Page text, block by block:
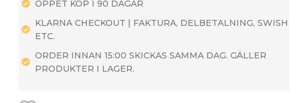
ÖPPET KÖP I 90 DAGAR
KLARNA CHECKOUT | FAKTURA, DELBETALNING, SWISH
ETC.
ORDER INNAN 15:00 SKICKAS SAMMA DAG. GÄLLER
PRODUKTER I LAGER.